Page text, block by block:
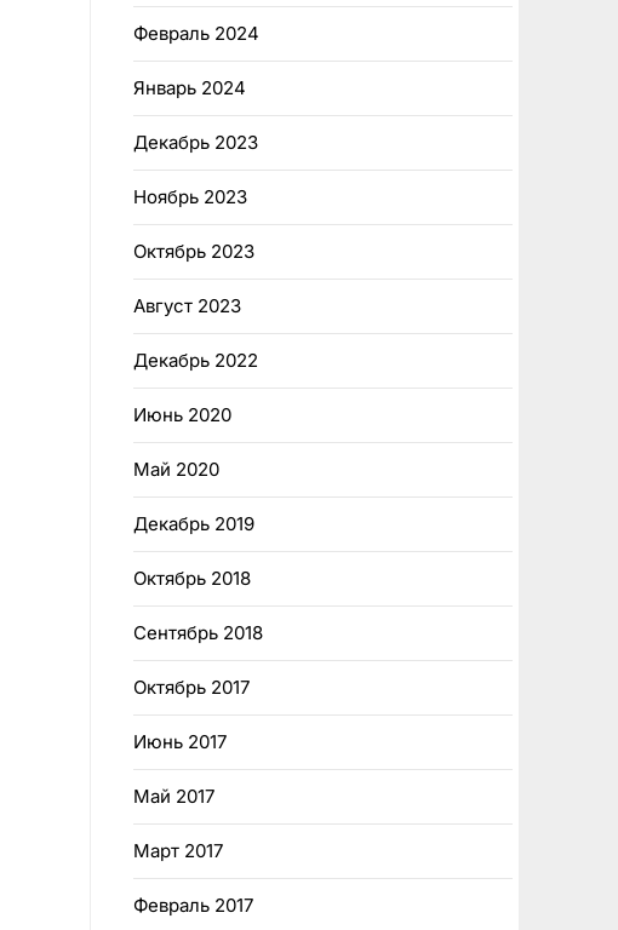
Февраль 2024
Январь 2024
Декабрь 2023
Ноябрь 2023
Октябрь 2023
Август 2023
Декабрь 2022
Июнь 2020
Май 2020
Декабрь 2019
Октябрь 2018
Сентябрь 2018
Октябрь 2017
Июнь 2017
Май 2017
Март 2017
Февраль 2017